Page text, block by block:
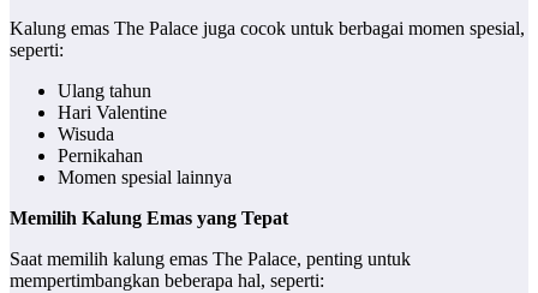
Kalung emas The Palace juga cocok untuk berbagai momen spesial,
seperti:
Ulang tahun
Hari Valentine
Wisuda
Pernikahan
Momen spesial lainnya
Memilih Kalung Emas yang Tepat
Saat memilih kalung emas The Palace, penting untuk
mempertimbangkan beberapa hal, seperti: